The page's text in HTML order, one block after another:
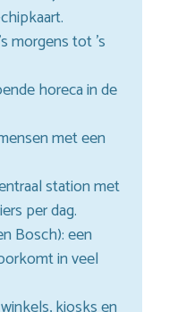
morgens tot ’s
horeca in de
met een
station met
per dag.
Bosch): een
in veel